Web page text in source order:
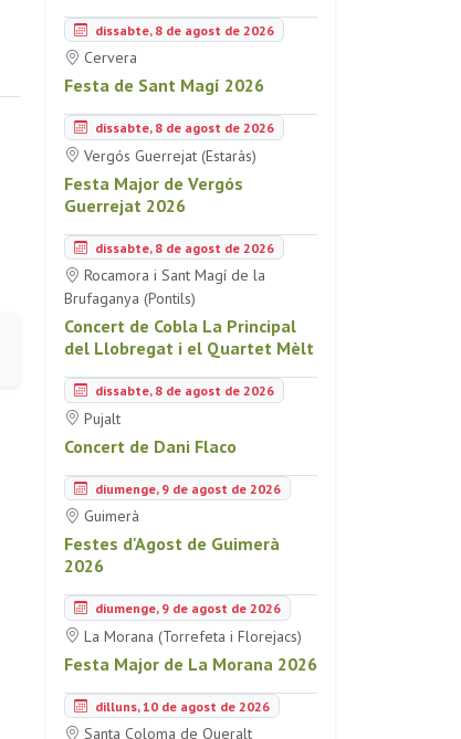
dissabte, 8 de agost de 2026
Cervera
Festa de Sant Magí 2026
dissabte, 8 de agost de 2026
Vergós Guerrejat (Estaràs)
Festa Major de Vergós
Guerrejat 2026
dissabte, 8 de agost de 2026
Rocamora i Sant Magí de la
Brufaganya (Pontils)
Concert de Cobla La Principal
del Llobregat i el Quartet Mèlt
dissabte, 8 de agost de 2026
Pujalt
Concert de Dani Flaco
diumenge, 9 de agost de 2026
Guimerà
Festes d'Agost de Guimerà
2026
diumenge, 9 de agost de 2026
La Morana (Torrefeta i Florejacs)
Festa Major de La Morana 2026
dilluns, 10 de agost de 2026
Santa Coloma de Queralt